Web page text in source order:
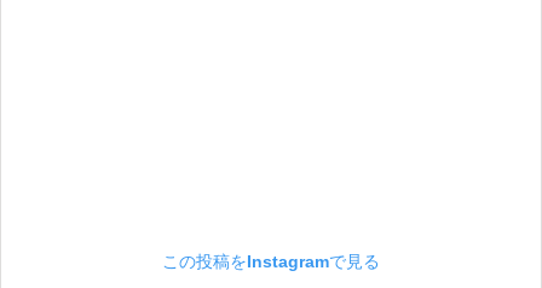
この投稿をInstagramで見る